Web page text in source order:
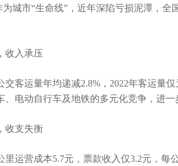
城市“生命线”，近年深陷亏损泥潭，全
收入承压
交客运量年均递减2.8%，2022年客运量
、电动自行车及地铁的多元化竞争，进一
收支失衡
里运营成本5.7元，票款收入仅3.2元，